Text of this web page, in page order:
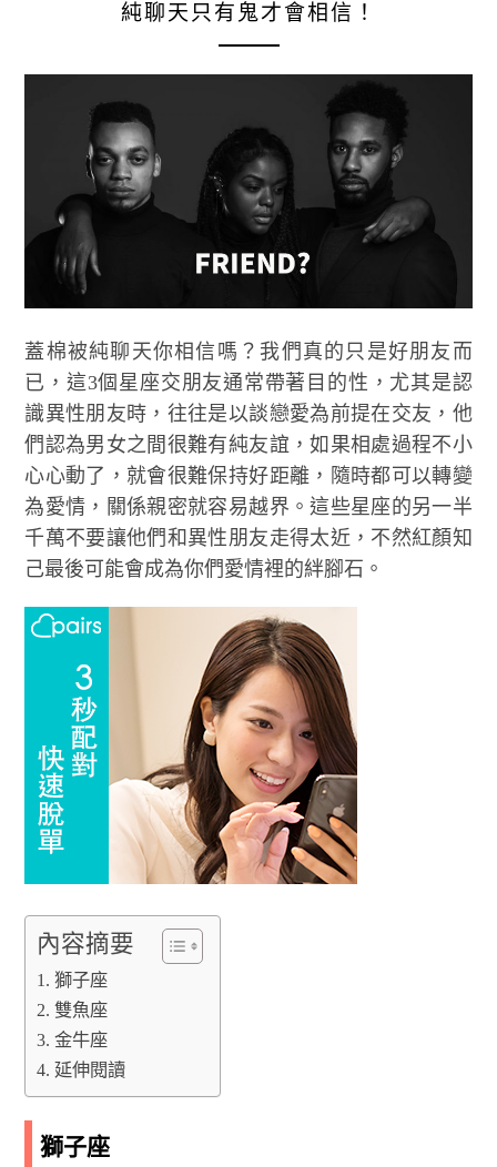
純聊天只有鬼才會相信！
蓋棉被純聊天你相信嗎？我們真的只是好朋友而
已，這3個星座交朋友通常帶著目的性，尤其是認
識異性朋友時，往往是以談戀愛為前提在交友，他
們認為男女之間很難有純友誼，如果相處過程不小
心心動了，就會很難保持好距離，隨時都可以轉變
為愛情，關係親密就容易越界。這些星座的另一半
千萬不要讓他們和異性朋友走得太近，不然紅顏知
己最後可能會成為你們愛情裡的絆腳石。
內容摘要
獅子座
雙魚座
金牛座
延伸閱讀
獅子座